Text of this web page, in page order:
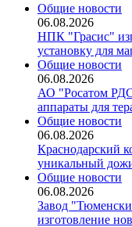
Общие новости
06.08.2026
НПК "Грасис"
установку для
Общие новости
06.08.2026
АО "Росатом
аппараты для
Общие новости
06.08.2026
Краснодарский
уникальный
Общие новости
06.08.2026
Завод
изготовление